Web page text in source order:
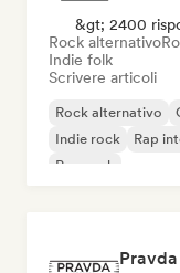
&gt; 2400
Rock alternativo
Indie folk
Scrivere articoli
Rock alternativo
Indie rock
Rap
Pop rock